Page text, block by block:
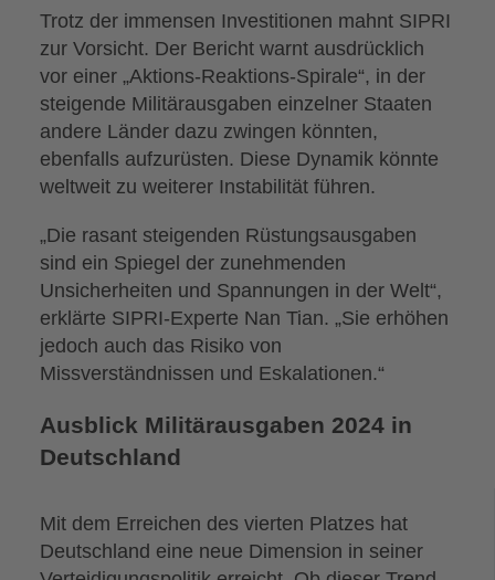
Trotz der immensen Investitionen mahnt SIPRI
zur Vorsicht. Der Bericht warnt ausdrücklich
vor einer „Aktions-Reaktions-Spirale“, in der
steigende Militärausgaben einzelner Staaten
andere Länder dazu zwingen könnten,
ebenfalls aufzurüsten. Diese Dynamik könnte
weltweit zu weiterer Instabilität führen.
„Die rasant steigenden Rüstungsausgaben
sind ein Spiegel der zunehmenden
Unsicherheiten und Spannungen in der Welt“,
erklärte SIPRI-Experte Nan Tian. „Sie erhöhen
jedoch auch das Risiko von
Missverständnissen und Eskalationen.“
Ausblick Militärausgaben 2024 in
Deutschland
Mit dem Erreichen des vierten Platzes hat
Deutschland eine neue Dimension in seiner